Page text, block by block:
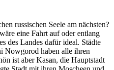
russischen Seele am nächsten?
eine Fahrt auf oder entlang
des Landes dafür ideal. Städte
Nowgorod haben alle ihren
ist aber Kasan, die Hauptstadt